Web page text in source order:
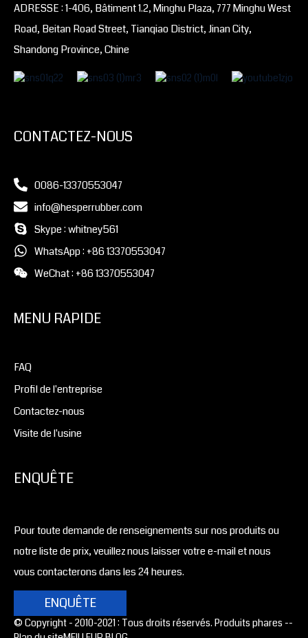
ADRESSE : 1-406, Bâtiment 1.2, Minghu Plaza, 777 Minghu West
Road, Beitan Road Street, Tianqiao District, Jinan City,
Shandong Province, Chine
CONTACTEZ-NOUS
0086-13370553047
info@hesperrubber.com
Skype : whitney561
WhatsApp : +86 13370553047
WeChat : +86 13370553047
MENU RAPIDE
FAQ
Profil de l'entreprise
Contactez-nous
Visite de l'usine
ENQUÊTE
Pour toute demande de renseignements sur nos produits ou
notre liste de prix, veuillez nous laisser votre e-mail et nous
vous contacterons dans les 24 heures.
ENQUÊTE
© Copyright - 2010-2021 : Tous droits réservés. Produits phares --